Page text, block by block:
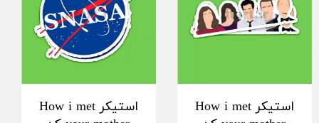
استیکر How i met
استیکر How i met